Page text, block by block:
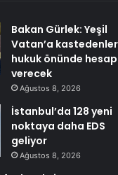
Bakan Gürlek: Yeşil
Vatan’a kastedenler
hukuk önünde hesap
verecek
Ağustos 8, 2026
İstanbul’da 128 yeni
noktaya daha EDS
geliyor
Ağustos 8, 2026